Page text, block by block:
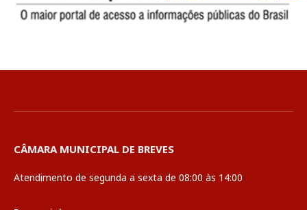
CÂMARA MUNICIPAL DE BREVES
Atendimento de segunda a sexta de 08:00 às 14:00